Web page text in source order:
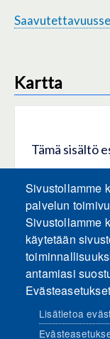
Kartta
Tämä sisältö
Sivustollamme
palvelun
Sivustollamme
käytetään
antamiasi
Lisätietoa